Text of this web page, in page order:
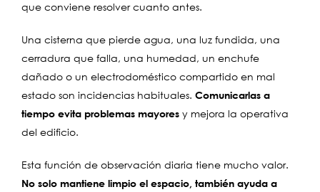
que conviene resolver cuanto antes.
Una cisterna que pierde agua, una luz fundida, una
cerradura que falla, una humedad, un enchufe
dañado o un electrodoméstico compartido en mal
estado son incidencias habituales. Comunicarlas a
tiempo evita problemas mayores y mejora la operativa
del edificio.
Esta función de observación diaria tiene mucho valor.
No solo mantiene limpio el espacio, también ayuda a